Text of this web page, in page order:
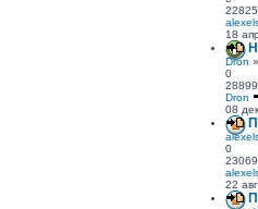
22825
18
Dron
0
28899
Dron
08
0
23069
22